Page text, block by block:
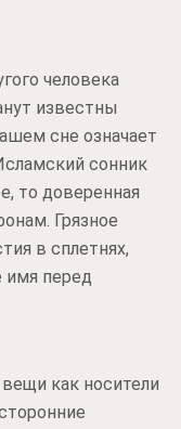
человека
известны
сне означает
сонник
то доверенная
Грязное
в сплетнях,
имя перед
как носители